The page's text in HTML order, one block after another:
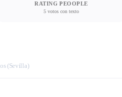
RATING PEOOPLE
5 votos con texto
(Sevilla)